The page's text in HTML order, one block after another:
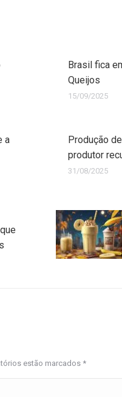
Brasil fica
Queijos
15/09/2025
a
Produção
produtor
31/08/2025
estão marcados *